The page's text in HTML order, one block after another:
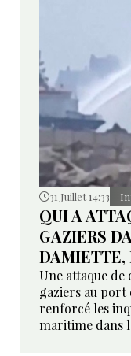
31 Juillet 14:33
QUI A
GAZIERS
DAMIETTE,
Une attaque
gaziers au port
renforcé les
maritime dans